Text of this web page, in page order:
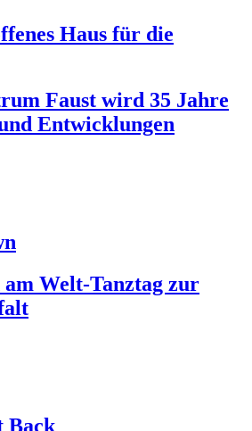
Haus für die
Faust wird 35 Jahre
Entwicklungen
Welt-Tanztag zur
Back